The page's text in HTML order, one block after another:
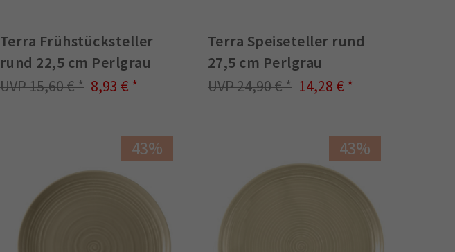
Terra Frühstücksteller
rund 22,5 cm Perlgrau
15,60 €
8,93 €
Terra Speiseteller rund
27,5 cm Perlgrau
24,90 €
14,28 €
43% 43%